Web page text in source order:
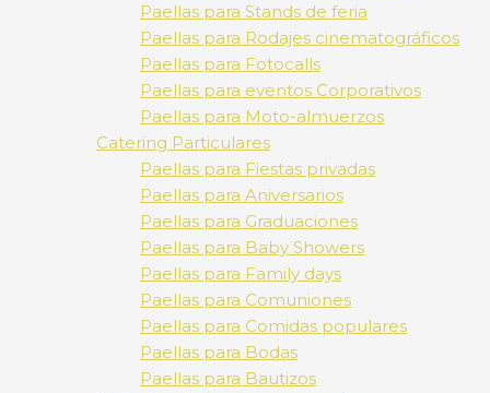
Paellas para Stands de feria
Paellas para Rodajes cinematográficos
Paellas para Fotocalls
Paellas para eventos Corporativos
Paellas para Moto-almuerzos
Catering Particulares
Paellas para Fiestas privadas
Paellas para Aniversarios
Paellas para Graduaciones
Paellas para Baby Showers
Paellas para Family days
Paellas para Comuniones
Paellas para Comidas populares
Paellas para Bodas
Paellas para Bautizos